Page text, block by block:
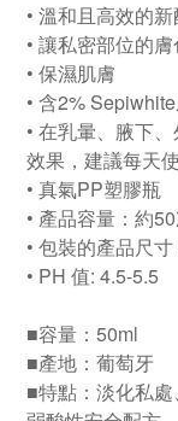
• 溫和且高效的
• 讓私密部位的
• 保濕肌膚
• 含2%
• 在乳暈、腋下
效果，建議每天使
• 真氣PP塑膠瓶
• 產品容量：約
• 包裝的產品尺
• PH 值: 4.5-5.5
■容量：50ml
■產地：葡萄牙
■特點：淡化私處